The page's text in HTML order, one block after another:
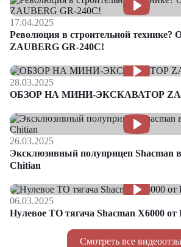
Смотреть все
17.04.2025
Революция в строительной технике?
ZAUBERG GR-240C!
28.03.2025
ОБЗОР НА МИНИ-ЭКСКАВАТОР
26.03.2025
Эксклюзивный полуприцеп Shacman
Chitian
06.03.2025
Нулевое ТО тягача Shacman Х6000